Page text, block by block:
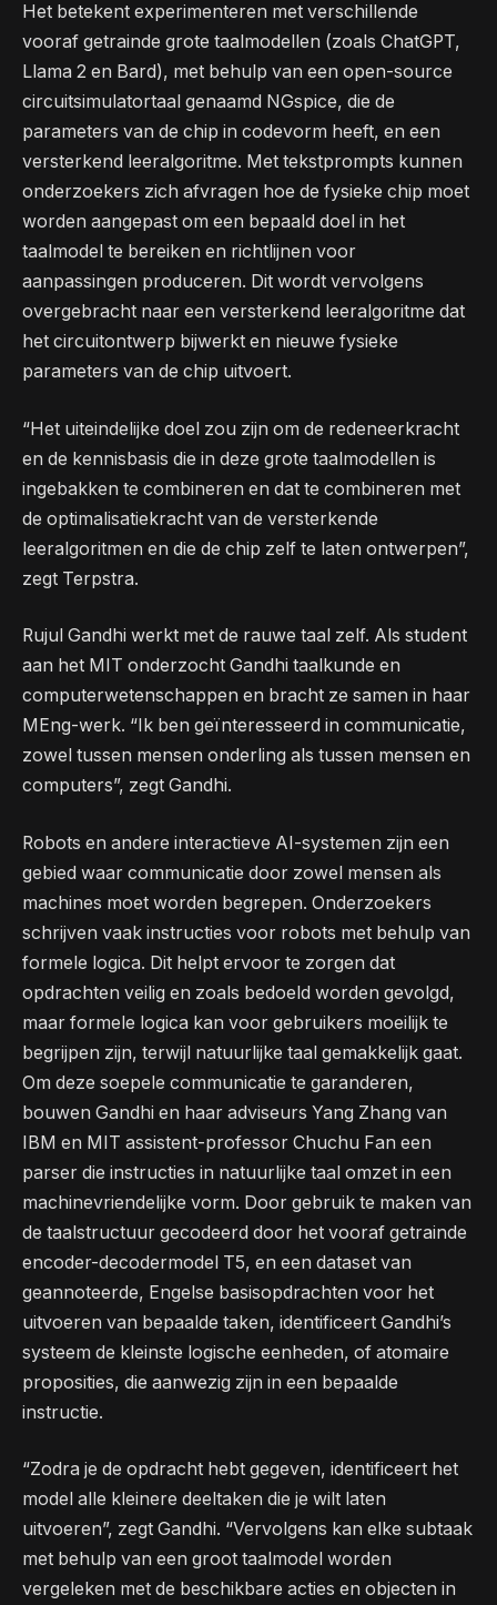
Het betekent experimenteren met verschillende
vooraf getrainde grote taalmodellen (zoals ChatGPT,
Llama 2 en Bard), met behulp van een open-source
circuitsimulatortaal genaamd NGspice, die de
parameters van de chip in codevorm heeft, en een
versterkend leeralgoritme. Met tekstprompts kunnen
onderzoekers zich afvragen hoe de fysieke chip moet
worden aangepast om een ​​bepaald doel in het
taalmodel te bereiken en richtlijnen voor
aanpassingen produceren. Dit wordt vervolgens
overgebracht naar een versterkend leeralgoritme dat
het circuitontwerp bijwerkt en nieuwe fysieke
parameters van de chip uitvoert.
“Het uiteindelijke doel zou zijn om de redeneerkracht
en de kennisbasis die in deze grote taalmodellen is
ingebakken te combineren en dat te combineren met
de optimalisatiekracht van de versterkende
leeralgoritmen en die de chip zelf te laten ontwerpen”,
zegt Terpstra.
Rujul Gandhi werkt met de rauwe taal zelf. Als student
aan het MIT onderzocht Gandhi taalkunde en
computerwetenschappen en bracht ze samen in haar
MEng-werk. “Ik ben geïnteresseerd in communicatie,
zowel tussen mensen onderling als tussen mensen en
computers”, zegt Gandhi.
Robots en andere interactieve AI-systemen zijn een
gebied waar communicatie door zowel mensen als
machines moet worden begrepen. Onderzoekers
schrijven vaak instructies voor robots met behulp van
formele logica. Dit helpt ervoor te zorgen dat
opdrachten veilig en zoals bedoeld worden gevolgd,
maar formele logica kan voor gebruikers moeilijk te
begrijpen zijn, terwijl natuurlijke taal gemakkelijk gaat.
Om deze soepele communicatie te garanderen,
bouwen Gandhi en haar adviseurs Yang Zhang van
IBM en MIT assistent-professor Chuchu Fan een
parser die instructies in natuurlijke taal omzet in een
machinevriendelijke vorm. Door gebruik te maken van
de taalstructuur gecodeerd door het vooraf getrainde
encoder-decodermodel T5, en een dataset van
geannoteerde, Engelse basisopdrachten voor het
uitvoeren van bepaalde taken, identificeert Gandhi’s
systeem de kleinste logische eenheden, of atomaire
proposities, die aanwezig zijn in een bepaalde
instructie.
“Zodra je de opdracht hebt gegeven, identificeert het
model alle kleinere deeltaken die je wilt laten
uitvoeren”, zegt Gandhi. “Vervolgens kan elke subtaak
met behulp van een groot taalmodel worden
vergeleken met de beschikbare acties en objecten in